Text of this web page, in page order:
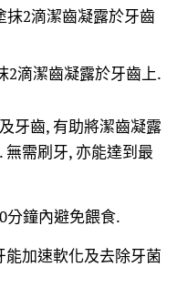
抹2滴潔齒凝露於牙齒
2滴潔齒凝露於牙齒上.
牙齒, 有助將潔齒凝露
需刷牙, 亦能達到最
分鐘內避免餵食.
加速軟化及去除牙菌